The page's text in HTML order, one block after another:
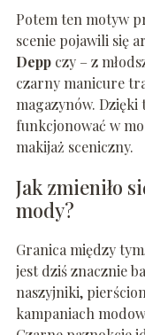
Potem ten motyw
scenie pojawili się
Deppczy – z
czarny manicure
magazynów. Dzięki
funkcjonować w
makijaż sceniczny.
Jak zmieniło
mody?
Granica między
jest dziś znacznie
naszyjniki,
kampaniach